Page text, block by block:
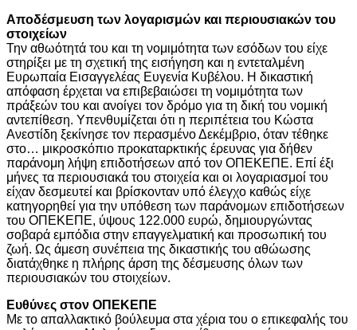
Αποδέσμευση των λογαρισμών και περιουσιακών του
στοιχείων
Την αθωότητά του και τη νομιμότητα των εσόδων του είχε
στηρίξει με τη σχετική της εισήγηση και η εντεταλμένη
Ευρωπαία Εισαγγελέας Ευγενία Κυβέλου. Η δικαστική
απόφαση έρχεται να επιβεβαιώσει τη νομιμότητα των
πράξεών του και ανοίγει τον δρόμο για τη δική του νομική
αντεπίθεση. Υπενθυμίζεται ότι η περιπέτεια του Κώστα
Ανεστίδη ξεκίνησε τον περασμένο Δεκέμβριο, όταν τέθηκε
στο… μικροσκόπιο προκαταρκτικής έρευνας για δήθεν
παράνομη λήψη επιδοτήσεων από τον ΟΠΕΚΕΠΕ. Επί έξι
μήνες τα περιουσιακά του στοιχεία και οι λογαριασμοί του
είχαν δεσμευτεί και βρίσκονταν υπό έλεγχο καθώς είχε
κατηγορηθεί για την υπόθεση των παράνομων επιδοτήσεων
του ΟΠΕΚΕΠΕ, ύψους 122.000 ευρώ, δημιουργώντας
σοβαρά εμπόδια στην επαγγελματική και προσωπική του
ζωή. Ως άμεση συνέπεια της δικαστικής του αθώωσης
διατάχθηκε η πλήρης άρση της δέσμευσης όλων των
περιουσιακών του στοιχείων.
Ευθύνες στον ΟΠΕΚΕΠΕ
Με το απαλλακτικό βούλευμα στα χέρια του ο επικεφαλής του